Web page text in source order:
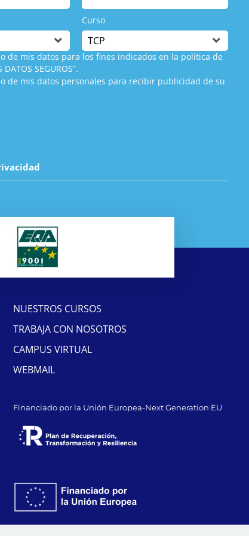
Curso
de mis datos para los fines indicados en la política de
SEGUROS”.
de mis datos personales para recibir publicidad de su
NUESTROS CURSOS
TRABAJA CON NOSOTROS
CAMPUS VIRTUAL
WEBMAIL
Financiado por la Unión Europea-Next Generation EU